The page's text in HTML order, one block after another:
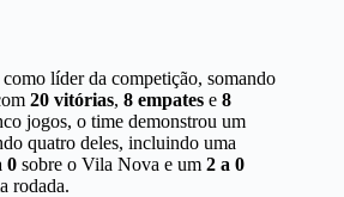
líder da competição, somando
20 vitórias, 8 empates e 8
jogos, o time demonstrou um
quatro deles, incluindo uma
0 sobre o Vila Nova e um 2 a 0
rodada.